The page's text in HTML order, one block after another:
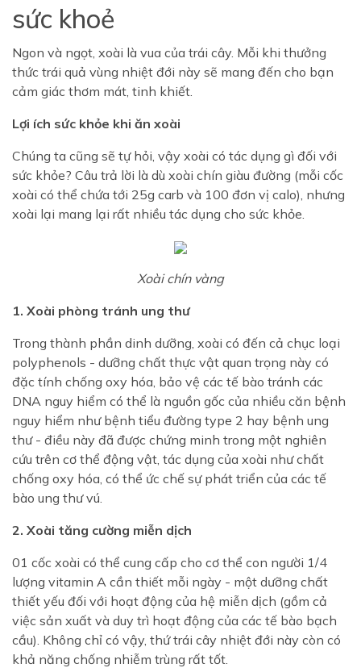
sức khoẻ
Ngon và ngọt, xoài là vua của trái cây. Mỗi khi thưởng
thức trái quả vùng nhiệt đới này sẽ mang đến cho bạn
cảm giác thơm mát, tinh khiết.
Lợi ích sức khỏe khi ăn xoài
Chúng ta cũng sẽ tự hỏi, vậy xoài có tác dụng gì đối với
sức khỏe? Câu trả lời là dù xoài chín giàu đường (mỗi cốc
xoài có thể chứa tới 25g carb và 100 đơn vị calo), nhưng
xoài lại mang lại rất nhiều tác dụng cho sức khỏe.
Xoài chín vàng
1. Xoài phòng tránh ung thư
Trong thành phần dinh dưỡng, xoài có đến cả chục loại
polyphenols - dưỡng chất thực vật quan trọng này có
đặc tính chống oxy hóa, bảo vệ các tế bào tránh các
DNA nguy hiểm có thể là nguồn gốc của nhiều căn bệnh
nguy hiểm như bệnh tiểu đường type 2 hay bệnh ung
thư - điều này đã được chứng minh trong một nghiên
cứu trên cơ thể động vật, tác dụng của xoài như chất
chống oxy hóa, có thể ức chế sự phát triển của các tế
bào ung thư vú.
2. Xoài tăng cường miễn dịch
01 cốc xoài có thể cung cấp cho cơ thể con người 1/4
lượng vitamin A cần thiết mỗi ngày - một dưỡng chất
thiết yếu đối với hoạt động của hệ miễn dịch (gồm cả
việc sản xuất và duy trì hoạt động của các tế bào bạch
cầu). Không chỉ có vậy, thứ trái cây nhiệt đới này còn có
khả năng chống nhiễm trùng rất tốt.